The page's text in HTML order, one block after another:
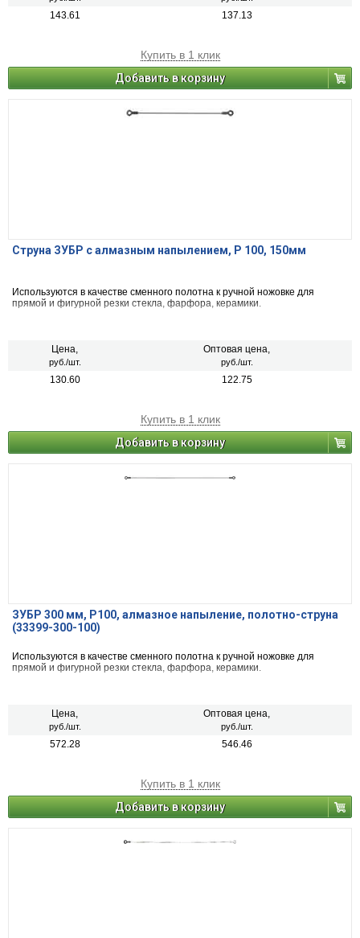
143.61 137.13
Купить в 1 клик
Добавить в корзину
Струна ЗУБР с алмазным напылением, P 100, 150мм
Используются в качестве сменного полотна к ручной ножовке для
прямой и фигурной резки стекла, фарфора, керамики.
Цена,
руб./шт.
Оптовая цена,
руб./шт.
130.60 122.75
Купить в 1 клик
Добавить в корзину
ЗУБР 300 мм, Р100, алмазное напыление, полотно-струна
(33399-300-100)
Используются в качестве сменного полотна к ручной ножовке для
прямой и фигурной резки стекла, фарфора, керамики.
Цена,
руб./шт.
Оптовая цена,
руб./шт.
572.28 546.46
Купить в 1 клик
Добавить в корзину